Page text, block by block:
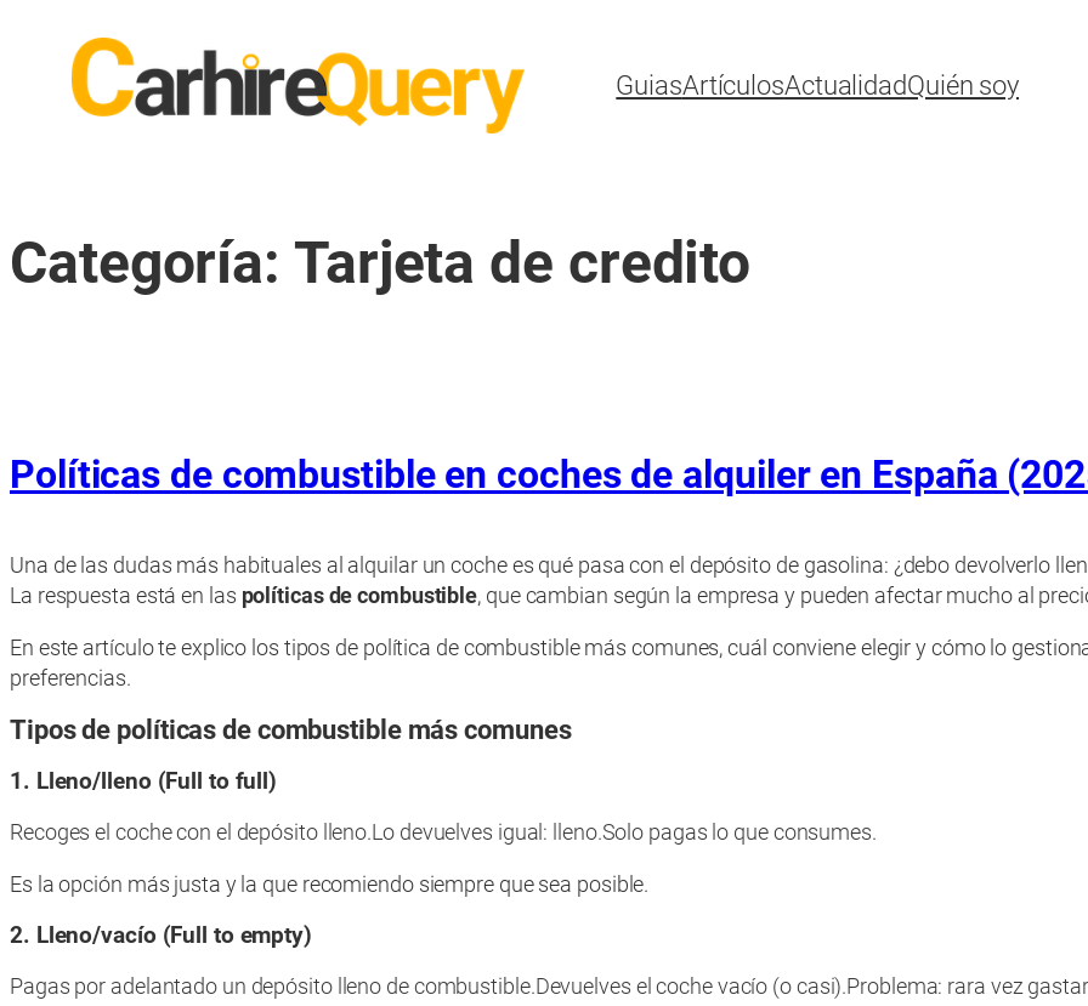
contenido
GuiasArtículosActualidadQuién soy
Categoría: Tarjeta de credito
Políticas de combustible en coches de alquiler en España
Una de las dudas más habituales al alquilar un coche es qué pasa con el depósito de gasolina: ¿debo devolverlo
La respuesta está en las políticas de combustible, que cambian según la empresa y pueden afectar mucho al
En este artículo te explico los tipos de política de combustible más comunes, cuál conviene elegir y cómo lo
preferencias.
Tipos de políticas de combustible más comunes
1. Lleno/lleno (Full to full)
Recoges el coche con el depósito lleno.Lo devuelves igual: lleno.Solo pagas lo que consumes.
Es la opción más justa y la que recomiendo siempre que sea posible.
2. Lleno/vacío (Full to empty)
Pagas por adelantado un depósito lleno de combustible.Devuelves el coche vacío (o casi).Problema: rara vez